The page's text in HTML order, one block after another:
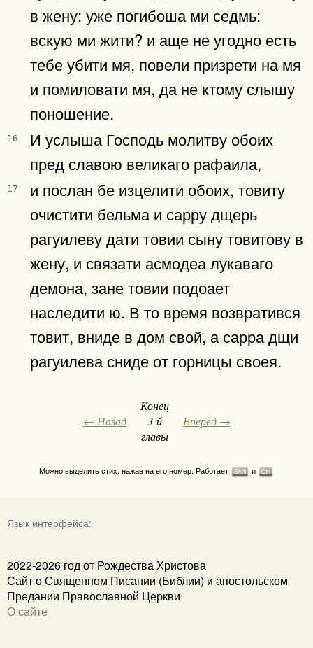
в жену: уже погибоша ми седмь:
вскую ми жити? и аще не угодно есть
тебе убити мя, повели призрети на мя
и помиловати мя, да не ктому слышу
поношение.
16
И услыша Господь молитву обоих
пред славою великаго рафаила,
17
и послан бе изцелити обоих, товиту
очистити бельма и сарру дщерь
рагуилеву дати товии сыну товитову в
жену, и связати асмодеа лукаваго
демона, зане товии подоает
наследити ю. В то время возвратився
товит, вниде в дом свой, а сарра дщи
рагуилева сниде от горницы своея.
← Назад
Конец
3-й
главы
Вперёд →
Можно выделить стих, нажав на его номер. Работает Shift и Ctrl
Язык интерфейса:
2022-2026 год от Рождества Христова
Сайт о Священном Писании (Библии) и апостольском
Предании Православной Церкви
О сайте